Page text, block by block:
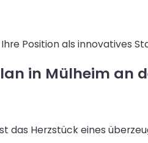
Position als innovatives
in Mülheim an
Herzstück eines